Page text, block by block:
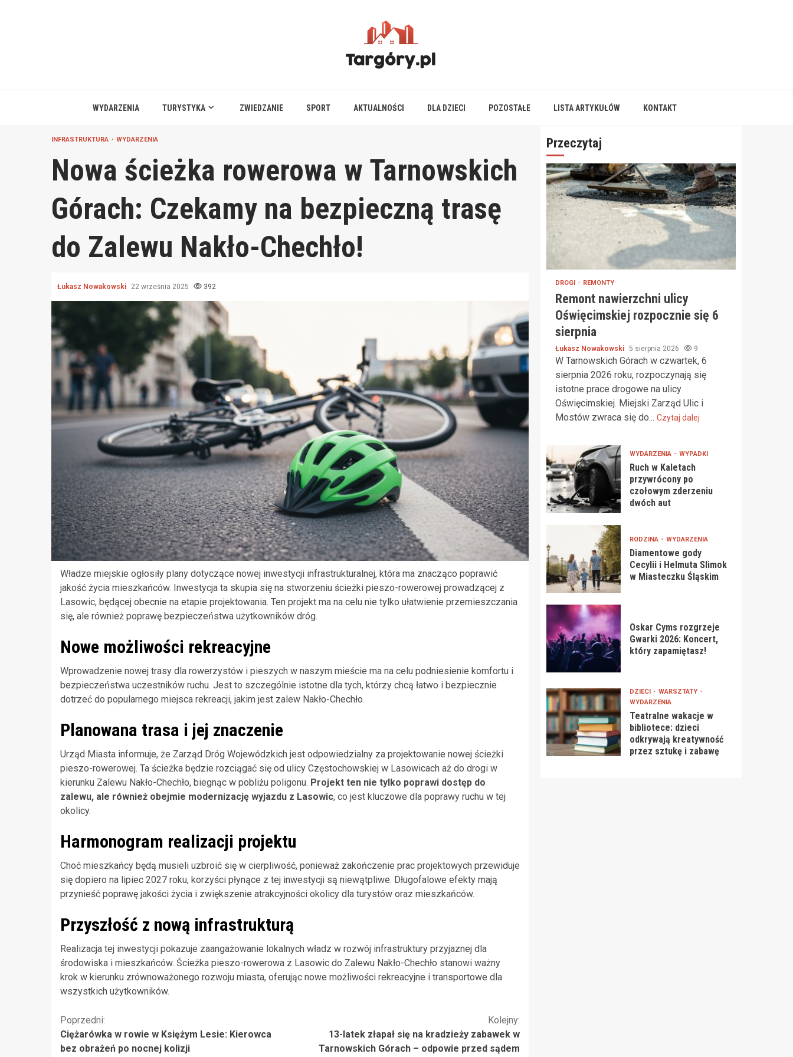
WYDARZENIA TURYSTYKA ZWIEDZANIE SPORT AKTUALNOŚCI DLA DZIECI POZOSTAŁE LISTA ARTYKUŁÓW KONTAKT
INFRASTRUKTURA WYDARZENIA
Nowa ścieżka rowerowa w Tarnowskich
Górach: Czekamy na bezpieczną trasę
do Zalewu Nakło-Chechło!
Łukasz Nowakowski 22 września 2025 392
Władze miejskie ogłosiły plany dotyczące nowej inwestycji infrastrukturalnej, która ma znacząco poprawić
jakość życia mieszkańców. Inwestycja ta skupia się na stworzeniu ścieżki pieszo-rowerowej prowadzącej z
Lasowic, będącej obecnie na etapie projektowania. Ten projekt ma na celu nie tylko ułatwienie przemieszczania
się, ale również poprawę bezpieczeństwa użytkowników dróg.
Nowe możliwości rekreacyjne
Wprowadzenie nowej trasy dla rowerzystów i pieszych w naszym mieście ma na celu podniesienie komfortu i
bezpieczeństwa uczestników ruchu. Jest to szczególnie istotne dla tych, którzy chcą łatwo i bezpiecznie
dotrzeć do popularnego miejsca rekreacji, jakim jest zalew Nakło-Chechło.
Planowana trasa i jej znaczenie
Urząd Miasta informuje, że Zarząd Dróg Wojewódzkich jest odpowiedzialny za projektowanie nowej ścieżki
pieszo-rowerowej. Ta ścieżka będzie rozciągać się od ulicy Częstochowskiej w Lasowicach aż do drogi w
kierunku Zalewu Nakło-Chechło, biegnąc w pobliżu poligonu. Projekt ten nie tylko poprawi dostęp do
zalewu, ale również obejmie modernizację wyjazdu z Lasowic, co jest kluczowe dla poprawy ruchu w tej
okolicy.
Harmonogram realizacji projektu
Choć mieszkańcy będą musieli uzbroić się w cierpliwość, ponieważ zakończenie prac projektowych przewiduje
się dopiero na lipiec 2027 roku, korzyści płynące z tej inwestycji są niewątpliwe. Długofalowe efekty mają
przynieść poprawę jakości życia i zwiększenie atrakcyjności okolicy dla turystów oraz mieszkańców.
Przyszłość z nową infrastrukturą
Realizacja tej inwestycji pokazuje zaangażowanie lokalnych władz w rozwój infrastruktury przyjaznej dla
środowiska i mieszkańców. Ścieżka pieszo-rowerowa z Lasowic do Zalewu Nakło-Chechło stanowi ważny
krok w kierunku zrównoważonego rozwoju miasta, oferując nowe możliwości rekreacyjne i transportowe dla
wszystkich użytkowników.
Kontynuuj
czytanie
Poprzedni:
Ciężarówka w rowie w Księżym Lesie: Kierowca
bez obrażeń po nocnej kolizji
Kolejny:
13-latek złapał się na kradzieży zabawek w
Tarnowskich Górach – odpowie przed sądem
Przeczytaj
DROGI REMONTY
Remont nawierzchni ulicy
Oświęcimskiej rozpocznie się 6
sierpnia
Łukasz Nowakowski 5 sierpnia 2026 9
W Tarnowskich Górach w czwartek, 6
sierpnia 2026 roku, rozpoczynają się
istotne prace drogowe na ulicy
Oświęcimskiej. Miejski Zarząd Ulic i
Mostów zwraca się do... Czytaj dalej
WYDARZENIA WYPADKI
Ruch w Kaletach
przywrócony po
czołowym zderzeniu
dwóch aut
RODZINA WYDARZENIA
Diamentowe gody
Cecylii i Helmuta Slimok
w Miasteczku Śląskim
Oskar Cyms rozgrzeje
Gwarki 2026: Koncert,
który zapamiętasz!
DZIECI
WARSZTATY
WYDARZENIA
Teatralne wakacje w
bibliotece: dzieci
odkrywają kreatywność
przez sztukę i zabawę